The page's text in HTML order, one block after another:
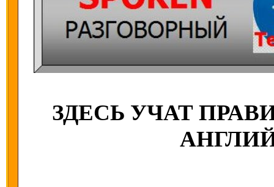
ЗДЕСЬ УЧАТ